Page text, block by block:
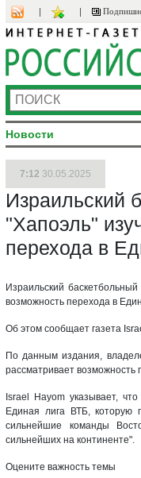
Новости
7:12 30.05.2025
Израильский
"Хапоэль"
перехода в
Израильский
возможность перехода в
Об этом сообщает газета
По данным издания,
рассматривает возможность
Israel Hayom указывает,
Единая лига ВТБ, которую
сильнейшие команды
сильнейших на континенте".
Оцените важность темы